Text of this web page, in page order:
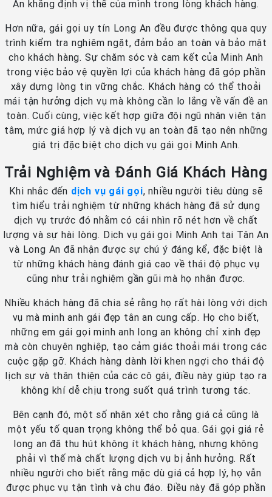
An khẳng định vị thế của mình trong lòng khách hàng.
Hơn nữa, gái gọi uy tín Long An đều được thông qua quy
trình kiểm tra nghiêm ngặt, đảm bảo an toàn và bảo mật
cho khách hàng. Sự chăm sóc và cam kết của Minh Anh
trong việc bảo vệ quyền lợi của khách hàng đã góp phần
xây dựng lòng tin vững chắc. Khách hàng có thể thoải
mái tận hưởng dịch vụ mà không cần lo lắng về vấn đề an
toàn. Cuối cùng, việc kết hợp giữa đội ngũ nhân viên tận
tâm, mức giá hợp lý và dịch vụ an toàn đã tạo nên những
giá trị đặc biệt cho dịch vụ gái gọi Minh Anh.
Trải Nghiệm và Đánh Giá Khách Hàng
Khi nhắc đến dịch vụ gái gọi, nhiều người tiêu dùng sẽ
tìm hiểu trải nghiệm từ những khách hàng đã sử dụng
dịch vụ trước đó nhằm có cái nhìn rõ nét hơn về chất
lượng và sự hài lòng. Dịch vụ gái gọi Minh Anh tại Tân An
và Long An đã nhận được sự chú ý đáng kể, đặc biệt là
từ những khách hàng đánh giá cao về thái độ phục vụ
cũng như trải nghiệm gần gũi mà họ nhận được.
Nhiều khách hàng đã chia sẻ rằng họ rất hài lòng với dịch
vụ mà minh anh gái đẹp tân an cung cấp. Họ cho biết,
những em gái gọi minh anh long an không chỉ xinh đẹp
mà còn chuyên nghiệp, tạo cảm giác thoải mái trong các
cuộc gặp gỡ. Khách hàng dành lời khen ngợi cho thái độ
lịch sự và thân thiện của các cô gái, điều này giúp tạo ra
không khí dễ chịu trong suốt quá trình tương tác.
Bên cạnh đó, một số nhận xét cho rằng giá cả cũng là
một yếu tố quan trọng không thể bỏ qua. Gái gọi giá rẻ
long an đã thu hút không ít khách hàng, nhưng không
phải vì thế mà chất lượng dịch vụ bị ảnh hưởng. Rất
nhiều người cho biết rằng mặc dù giá cả hợp lý, họ vẫn
được phục vụ tận tình và chu đáo. Điều này đã góp phần